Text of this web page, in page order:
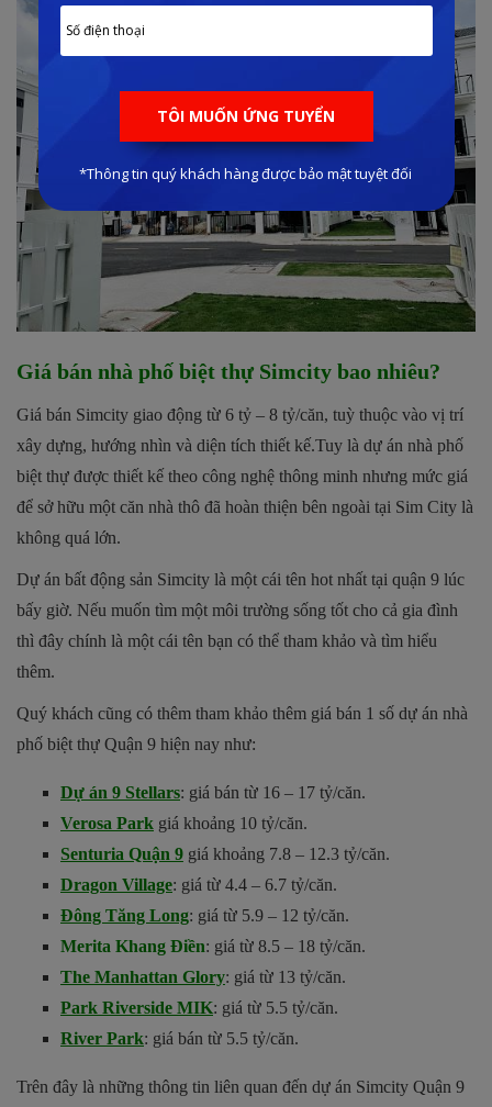
Giá bán nhà phố biệt thự Simcity bao nhiêu?
Giá bán Simcity giao động từ 6 tỷ – 8 tỷ/căn, tuỳ thuộc vào vị trí
xây dựng, hướng nhìn và diện tích thiết kế.Tuy là dự án nhà phố
biệt thự được thiết kế theo công nghệ thông minh nhưng mức giá
để sở hữu một căn nhà thô đã hoàn thiện bên ngoài tại Sim City là
không quá lớn.
Dự án bất động sản Simcity là một cái tên hot nhất tại quận 9 lúc
bấy giờ. Nếu muốn tìm một môi trường sống tốt cho cả gia đình
thì đây chính là một cái tên bạn có thể tham khảo và tìm hiểu
thêm.
Quý khách cũng có thêm tham khảo thêm giá bán 1 số dự án nhà
phố biệt thự Quận 9 hiện nay như:
Dự án 9 Stellars: giá bán từ 16 – 17 tỷ/căn.
Verosa Park giá khoảng 10 tỷ/căn.
Senturia Quận 9 giá khoảng 7.8 – 12.3 tỷ/căn.
Dragon Village: giá từ 4.4 – 6.7 tỷ/căn.
Đông Tăng Long: giá từ 5.9 – 12 tỷ/căn.
Merita Khang Điền: giá từ 8.5 – 18 tỷ/căn.
The Manhattan Glory: giá từ 13 tỷ/căn.
Park Riverside MIK: giá từ 5.5 tỷ/căn.
River Park: giá bán từ 5.5 tỷ/căn.
Trên đây là những thông tin liên quan đến dự án Simcity Quận 9